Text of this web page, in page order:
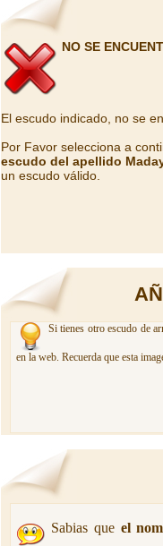
NO SE
El escudo indicado, no se
Por Favor selecciona a
escudo del apellido
un escudo válido.
Si tienes otro escudo de
en la web. Recuerda que esta
Sabias que el